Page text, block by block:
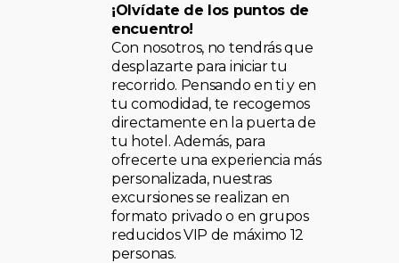
¡Olvídate de los puntos de
encuentro!
Con nosotros, no tendrás que
desplazarte para iniciar tu
recorrido. Pensando en ti y en
tu comodidad, te recogemos
directamente en la puerta de
tu hotel. Además, para
ofrecerte una experiencia más
personalizada, nuestras
excursiones se realizan en
formato privado o en grupos
reducidos VIP de máximo 12
personas.